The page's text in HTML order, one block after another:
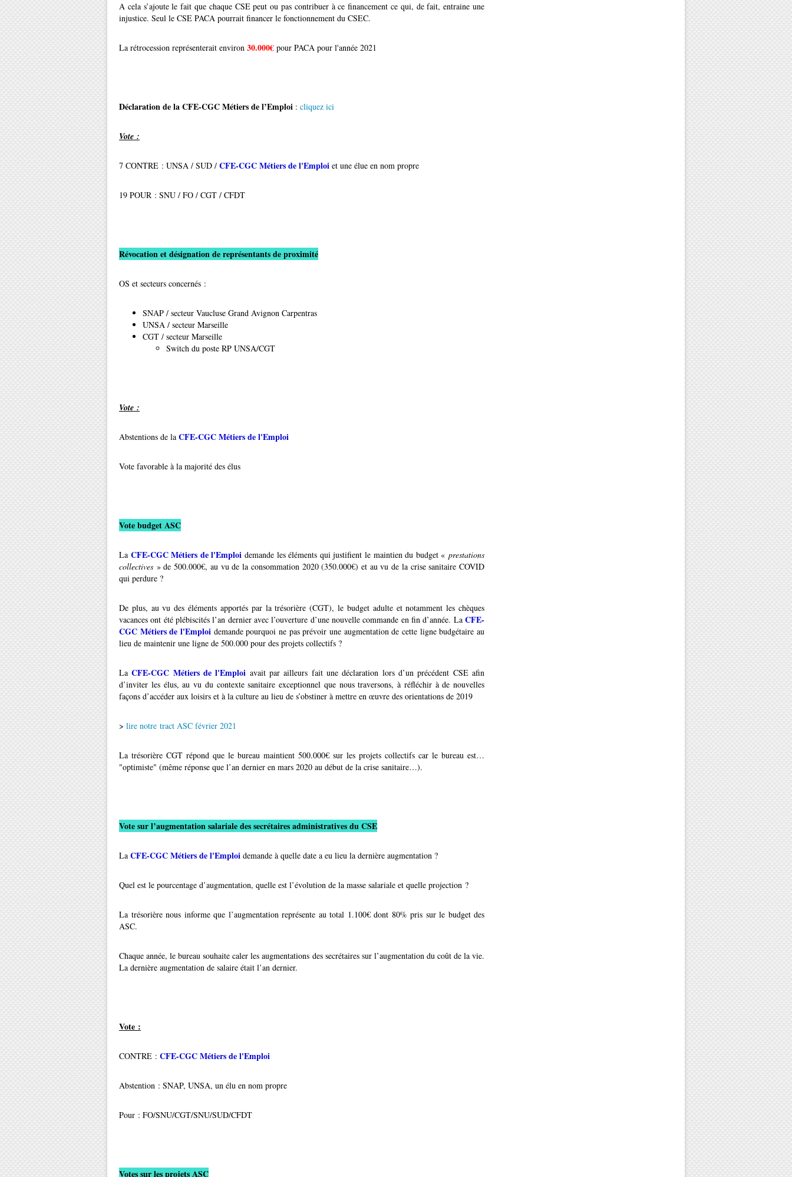
A cela s’ajoute le fait que chaque CSE peut ou pas contribuer à ce financement ce qui, de fait, entraine une
injustice. Seul le CSE PACA pourrait financer le fonctionnement du CSEC.
La rétrocession représenterait environ 30.000€ pour PACA pour l'année 2021
Déclaration de la CFE-CGC Métiers de l’Emploi : cliquez ici
Vote :
7 CONTRE : UNSA / SUD / CFE-CGC Métiers de l'Emploi et une élue en nom propre
19 POUR : SNU / FO / CGT / CFDT
Révocation et désignation de représentants de proximité
OS et secteurs concernés :
SNAP / secteur Vaucluse Grand Avignon Carpentras
UNSA / secteur Marseille
CGT / secteur Marseille
Switch du poste RP UNSA/CGT
Vote :
Abstentions de la CFE-CGC Métiers de l'Emploi
Vote favorable à la majorité des élus
Vote budget ASC
La CFE-CGC Métiers de l'Emploi demande les éléments qui justifient le maintien du budget «prestations
collectives » de 500.000€, au vu de la consommation 2020 (350.000€) et au vu de la crise sanitaire COVID
qui perdure ?
De plus, au vu des éléments apportés par la trésorière (CGT), le budget adulte et notamment les chèques
vacances ont été plébiscités l’an dernier avec l’ouverture d’une nouvelle commande en fin d’année. La CFE-
CGC Métiers de l'Emploi demande pourquoi ne pas prévoir une augmentation de cette ligne budgétaire au
lieu de maintenir une ligne de 500.000 pour des projets collectifs ?
LaCFE-CGC Métiers de l'Emploi avait par ailleurs fait une déclaration lors d’un précédent CSE afin
d’inviter les élus, au vu du contexte sanitaire exceptionnel que nous traversons, à réfléchir à de nouvelles
façons d’accéder aux loisirs et à la culture au lieu de s’obstiner à mettre en œuvre des orientations de 2019
> lire notre tract ASC février 2021
La trésorière CGT répond que le bureau maintient 500.000€ sur les projets collectifs car le bureau est…
"optimiste" (même réponse que l’an dernier en mars 2020 au début de la crise sanitaire…).
Vote sur l’augmentation salariale des secrétaires administratives du CSE
La CFE-CGC Métiers de l'Emploi demande à quelle date a eu lieu la dernière augmentation ?
Quel est le pourcentage d’augmentation, quelle est l’évolution de la masse salariale et quelle projection ?
La trésorière nous informe que l’augmentation représente au total 1.100€ dont 80% pris sur le budget des
ASC.
Chaque année, le bureau souhaite caler les augmentations des secrétaires sur l’augmentation du coût de la vie.
La dernière augmentation de salaire était l’an dernier.
Vote :
CONTRE : CFE-CGC Métiers de l'Emploi
Abstention : SNAP, UNSA, un élu en nom propre
Pour : FO/SNU/CGT/SNU/SUD/CFDT
Votes sur les projets ASC